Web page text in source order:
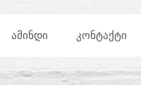
ᲐᲛᲘᲜᲓᲘ ᲙᲝᲜᲢᲐᲥᲢᲘ